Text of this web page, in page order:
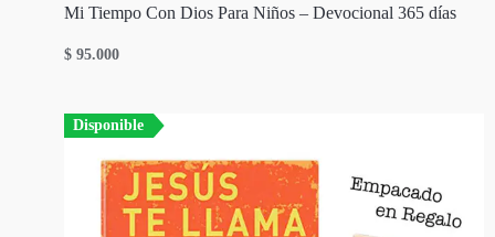
Mi Tiempo Con Dios Para Niños – Devocional 365 días
$ 95.000
Disponible